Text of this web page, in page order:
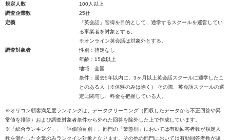
規定人数
100人以上
調査企業数
25社
定義
「英会話」習得を目的として、通学するスクールを運営してい
る事業者を対象とする。
※オンライン英会話は対象外とする。
調査対象者
性別：指定なし
年齢：15歳以上
地域：全国
条件：過去5年以内に、3ヶ月以上英会話スクールに通学したこ
とのある人（※体験のみは除く） その際、英会話スクールの選
定に関与し、料金を把握している人。
※オリコン顧客満足度ランキングは、データクリーニング（回収したデータから不正回答や異
常値を排除）および調査対象者条件から外れた回答を除外した上で作成しています。
※「総合ランキング」、「評価項目別」、部門の「業態別」においては有効回答者数が規定人
数を満たした企業のみランクイン対象となります。その他の部門においては有効回答者数が規